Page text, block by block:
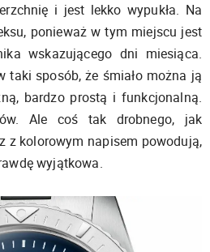
i jest lekko wypukła. Na
ponieważ w tym miejscu jest
wskazującego dni miesiąca.
taki sposób, że śmiało można ją
bardzo prostą i funkcjonalną.
Ale coś tak drobnego, jak
z kolorowym napisem powodują,
wyjątkowa.